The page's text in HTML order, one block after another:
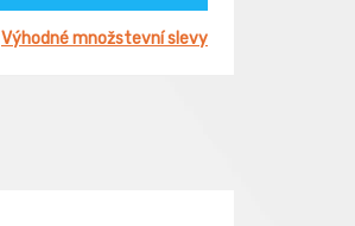
Výhodné množstevní slevy